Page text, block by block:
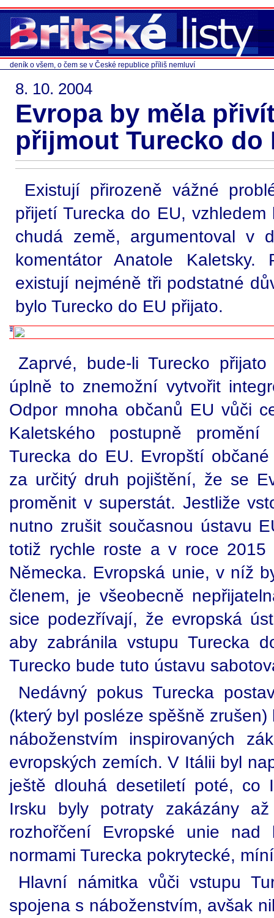
deník o všem, o čem se v České republice příliš nemluví
8. 10. 2004
Evropa by měla
přijmout Turecko do
Existují přirozeně vážné
přijetí Turecka do EU,
chudá země, argumentoval v
komentátor Anatole
existují nejméně tři podstatné
bylo Turecko do EU přijato.
Zaprvé, bude-li Turecko
úplně to znemožní vytvořit
Odpor mnoha občanů EU vůči
Kaletského postupně
Turecka do EU. Evropští
za určitý druh pojištění, že se
proměnit v superstát. Jestliže
nutno zrušit současnou ústavu
totiž rychle roste a v roce 2015
Německa. Evropská unie, v níž
členem, je všeobecně
sice podezřívají, že evropská
aby zabránila vstupu Turecka
Turecko bude tuto ústavu
Nedávný pokus Turecka
(který byl posléze spěšně
náboženstvím inspirovaných
evropských zemích. V Itálii byl
ještě dlouhá desetiletí poté,
Irsku byly potraty zakázány
rozhořčení Evropské unie nad
normami Turecka pokrytecké,
Hlavní námitka vůči vstupu
spojena s náboženstvím, avšak